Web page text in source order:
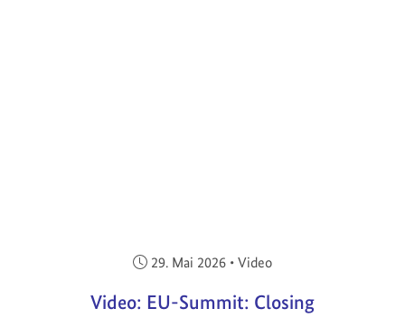
Veröffentlicht am:
29. Mai 2026 • Video
Video: EU-Summit: Closing